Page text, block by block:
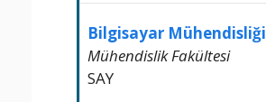
Bilgisayar Mühendisliği
Mühendislik Fakültesi
SAY